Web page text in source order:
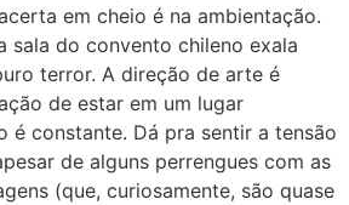
em cheio é na ambientação.
sala do convento chileno exala
terror. A direção de arte é
de estar em um lugar
é constante. Dá pra sentir a tensão
de alguns perrengues com as
(que, curiosamente, são quase